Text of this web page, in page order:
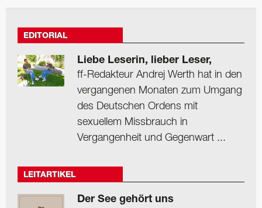
EDITORIAL
Liebe Leserin, lieber Leser,
ff-Redakteur Andrej Werth hat in den
vergangenen Monaten zum Umgang
des Deutschen Ordens mit
sexuellem Missbrauch in
Vergangenheit und Gegenwart ...
LEITARTIKEL
Der See gehört uns